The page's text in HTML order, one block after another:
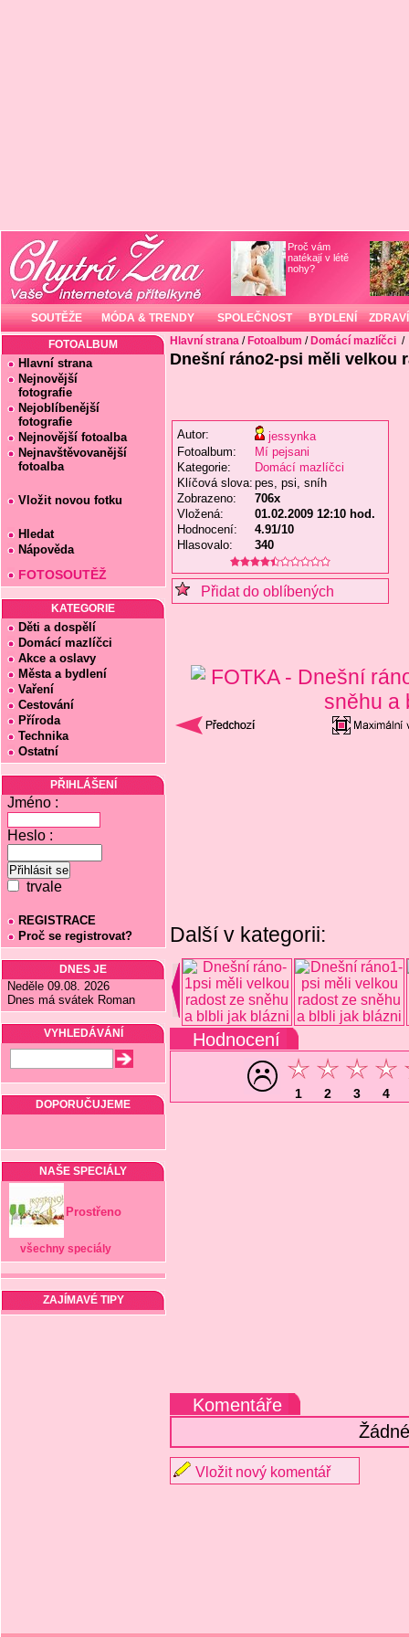
Proč vám
natékají v létě
nohy?
SOUTĚŽE MÓDA & TRENDY SPOLEČNOST BYDLENÍ ZDRAVÍ
FOTOALBUM
Hlavní strana
Nejnovější
fotografie
Nejoblíbenější
fotografie
Nejnovější fotoalba
Nejnavštěvovanější
fotoalba
Vložit novou fotku
Hledat
Nápověda
FOTOSOUTĚŽ
KATEGORIE
Děti a dospělí
Domácí mazlíčci
Akce a oslavy
Města a bydlení
Vaření
Cestování
Příroda
Technika
Ostatní
PŘIHLÁŠENÍ
Jméno :
Heslo :
trvale
REGISTRACE
Proč se registrovat?
DNES JE
Neděle 09.08. 2026
Dnes má svátek Roman
VYHLEDÁVÁNÍ
DOPORUČUJEME
NAŠE SPECIÁLY
Prostřeno
všechny speciály
ZAJÍMAVÉ TIPY
Hlavní strana / Fotoalbum / Domácí mazlíčci /
Dnešní ráno2-psi měli velkou
Autor:
jessynka
Fotoalbum:
Mí pejsani
Kategorie:
Domácí mazlíčci
Klíčová slova: pes, psi, sníh
Zobrazeno:
706x
Vložená:
01.02.2009 12:10 hod.
Hodnocení:
4.91/10
Hlasovalo:
340
Přidat do oblíbených
Další v kategorii:
Hodnocení
1 2 3 4
Komentáře
Vložit nový komentář